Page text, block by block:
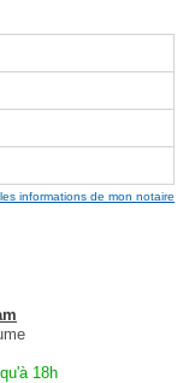
informations de mon notaire
18h